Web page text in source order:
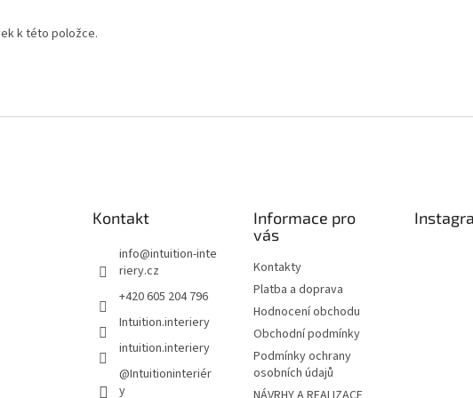
k této položce.
Kontakt
info@intuition-inte
riery.cz
+420 605 204 796
Intuition.interiery
intuition.interiery
@Intuitioninteriér
y
Informace pro
vás
Kontakty
Platba a doprava
Hodnocení obchodu
Obchodní podmínky
Podmínky ochrany
osobních údajů